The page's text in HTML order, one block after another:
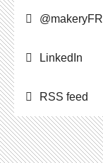
@ma­ke­ryFR
Lin­ke­dIn
RSS feed